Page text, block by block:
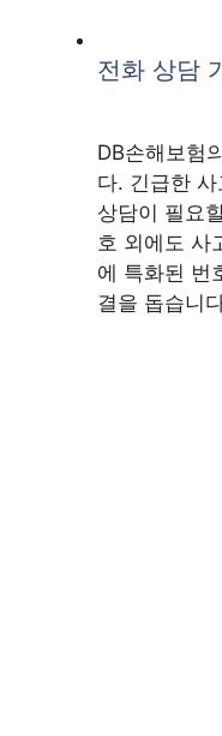
전화 상담
DB손해보험
다. 긴급한
상담이 필요
호 외에도 사
에 특화된 번
결을 돕습니